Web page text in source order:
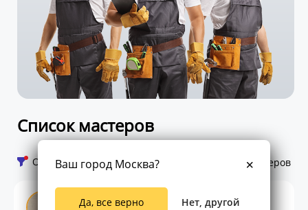
Список мастеров
Открыть фильтр 520 мастеров
Андрей Ковзалов
Ваш город Москва?
Да, все верно Нет, другой